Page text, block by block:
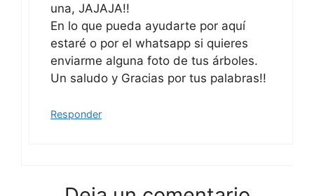
una, JAJAJA!!
En lo que pueda ayudarte por aquí
estaré o por el whatsapp si quieres
enviarme alguna foto de tus árboles.
Un saludo y Gracias por tus palabras!!
Responder